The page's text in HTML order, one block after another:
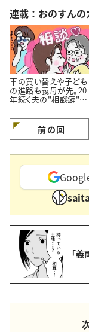
連載：おのすん
車の買い替えや子ども
の進路も義母が先。20
年続く夫の"相談癖"に
前の回
「